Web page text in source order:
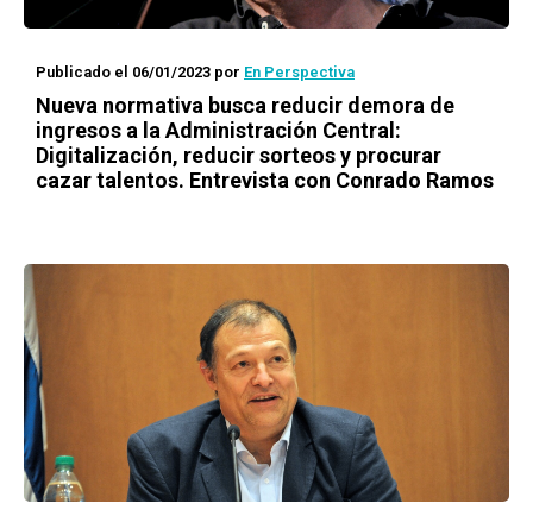
Publicado el 06/01/2023 por En Perspectiva
Nueva normativa busca reducir demora de
ingresos a la Administración Central:
Digitalización, reducir sorteos y procurar
cazar talentos. Entrevista con Conrado Ramos